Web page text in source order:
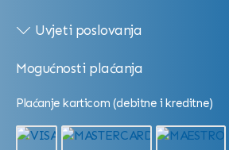
Uvjeti poslovanja
Mogućnosti plaćanja
Plaćanje karticom (debitne i kreditne)